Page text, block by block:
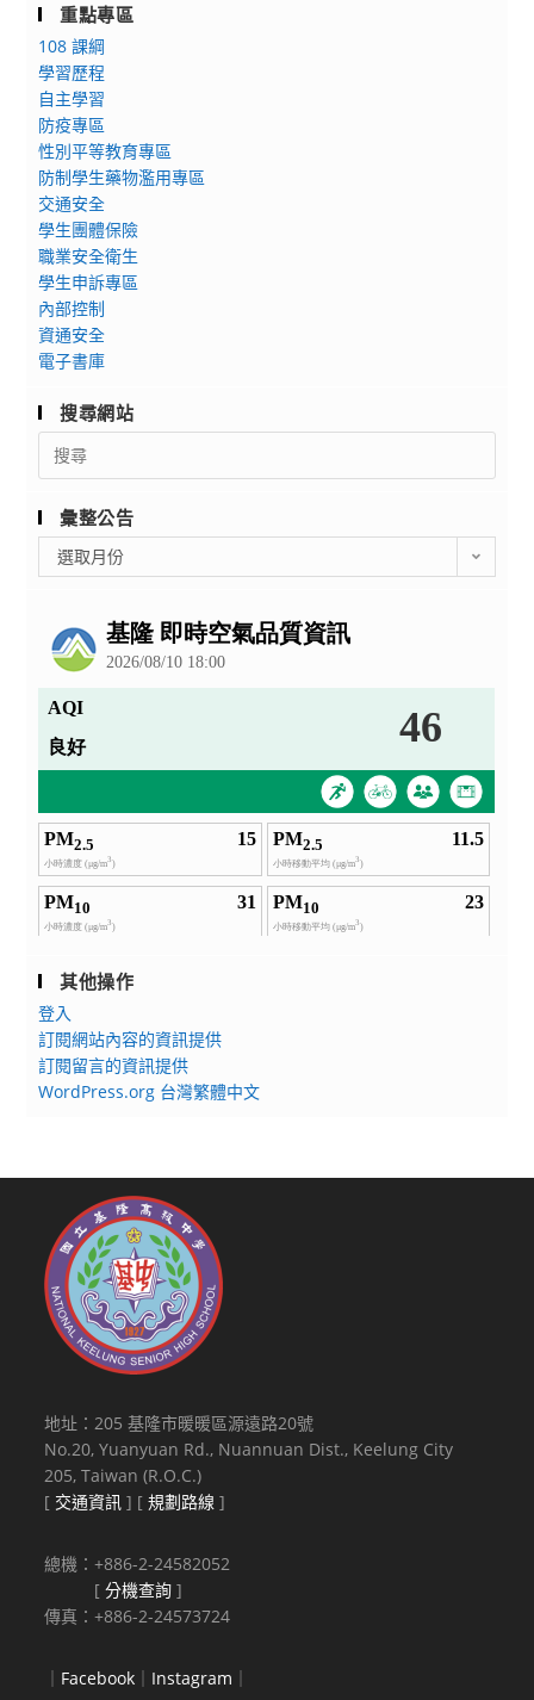
重點專區
108 課綱
學習歷程
自主學習
防疫專區
性別平等教育專區
防制學生藥物濫用專區
交通安全
學生團體保險
職業安全衛生
學生申訴專區
內部控制
資通安全
電子書庫
搜尋網站
Search
for:
彙整公告
整
選取月份
其他操作
登入
訂閱網站內容的資訊提供
訂閱留言的資訊提供
WordPress.org 台灣繁體中文
地址：205 基隆市暖暖區源遠路20號
No.20, Yuanyuan Rd., Nuannuan Dist., Keelung City
205, Taiwan (R.O.C.)
[ 交通資訊 ] [規劃路線 ]
總機：+886-2-24582052
[分機查詢 ]
傳真：+886-2-24573724
｜ Facebook ｜ Instagram ｜